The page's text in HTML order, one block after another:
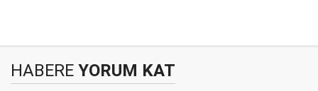
HABERE YORUM KAT